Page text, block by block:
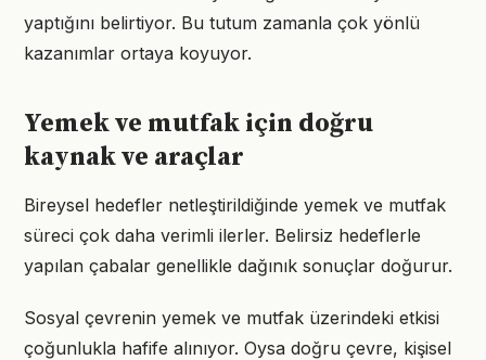
yaptığını belirtiyor. Bu tutum zamanla çok yönlü
kazanımlar ortaya koyuyor.
Yemek ve mutfak için doğru
kaynak ve araçlar
Bireysel hedefler netleştirildiğinde yemek ve mutfak
süreci çok daha verimli ilerler. Belirsiz hedeflerle
yapılan çabalar genellikle dağınık sonuçlar doğurur.
Sosyal çevrenin yemek ve mutfak üzerindeki etkisi
çoğunlukla hafife alınıyor. Oysa doğru çevre, kişisel